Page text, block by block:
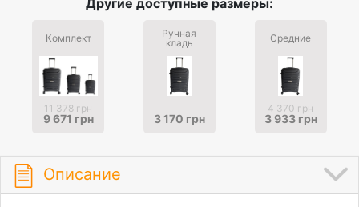
Другие доступные размеры:
Комплект
11 378 грн
9 671 грн
Ручная
кладь
3 170 грн
Средние
4 370 грн
3 933 грн
Описание